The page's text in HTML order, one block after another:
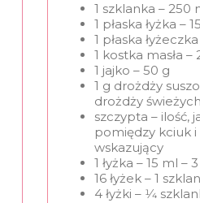
1 szklanka – 250
1 płaska łyżka –
1 płaska
1 kostka masła –
1 jajko – 50 g
1 g drożdży
drożdży świeżych
szczypta – ilość,
pomiędzy kciuk
wskazujący
1 łyżka – 15 ml –
16 łyżek – 1
4 łyżki – 1⁄4